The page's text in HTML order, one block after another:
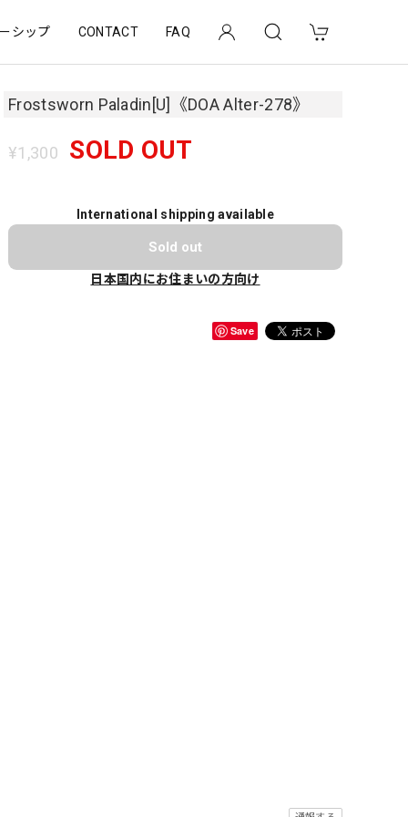
シップ CONTACT FAQ
Frostsworn Paladin[U]《DOA Alter-278》
¥1,300 SOLD OUT
International shipping available
Sold out
日本国内にお住まいの方向け
Save